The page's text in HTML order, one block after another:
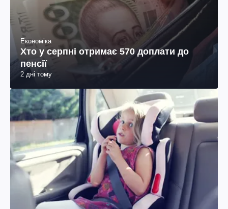
Економіка
Хто у серпні отримає 570 доплати до
пенсії
2 дні тому